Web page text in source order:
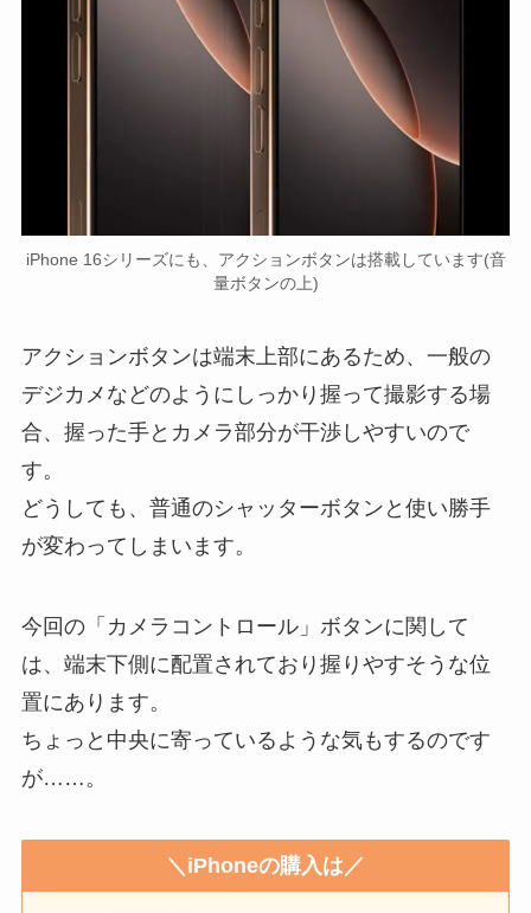
iPhone 16シリーズにも、アクションボタンは搭載しています(音
量ボタンの上)
アクションボタンは端末上部にあるため、一般の
デジカメなどのようにしっかり握って撮影する場
合、握った手とカメラ部分が干渉しやすいので
す。
どうしても、普通のシャッターボタンと使い勝手
が変わってしまいます。
今回の「カメラコントロール」ボタンに関して
は、端末下側に配置されており握りやすそうな位
置にあります。
ちょっと中央に寄っているような気もするのです
が……。
＼iPhoneの購入は／